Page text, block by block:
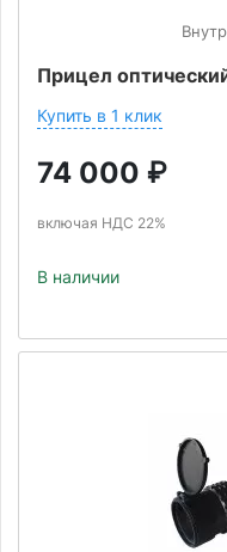
Прицел
Купить в 1 клик
74 000 ₽
включая НДС 22%
В наличии